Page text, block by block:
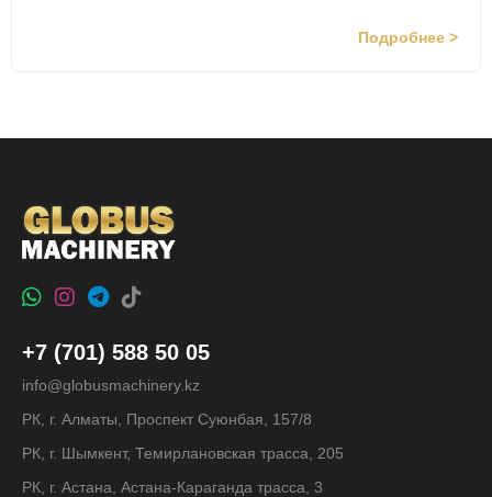
Подробнее >
+7 (701) 588 50 05
info@globusmachinery.kz
РК, г. Алматы, Проспект Суюнбая, 157/8
РК, г. Шымкент, Темирлановская трасса, 205
РК, г. Астана, Астана-Караганда трасса, 3